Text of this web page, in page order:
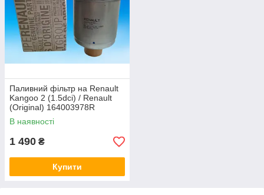
Паливний фільтр на Renault
Kangoo 2 (1.5dci) / Renault
(Original) 164003978R
В наявності
1 490 ₴
Купити